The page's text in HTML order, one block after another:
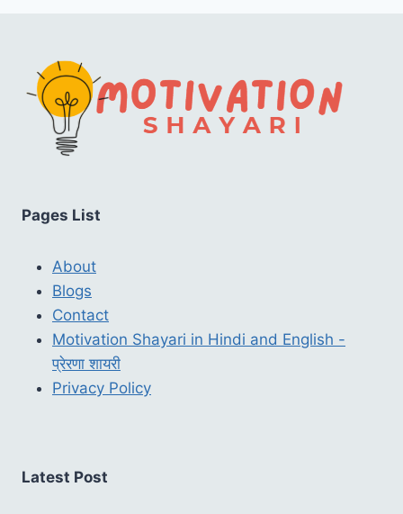
Pages List
About
Blogs
Contact
Motivation Shayari in Hindi and English -
प्रेरणा शायरी
Privacy Policy
Latest Post